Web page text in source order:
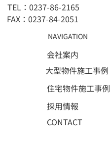
TEL：0237-86-2165
FAX：0237-84-2051
NAVIGATION
会社案内
住宅物件施工事例
大型物件施工事例
CONTACT
採用情報